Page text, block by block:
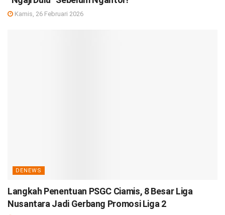
Kamis, 26 Februari 2026
DENEWS
Langkah Penentuan PSGC Ciamis, 8 Besar Liga
Nusantara Jadi Gerbang Promosi Liga 2